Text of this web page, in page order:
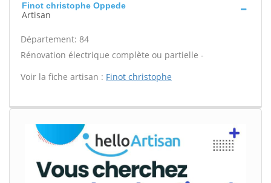
Finot christophe Oppede
Artisan
Département: 84
Rénovation électrique complète ou partielle -
Voir la fiche artisan : Finot christophe